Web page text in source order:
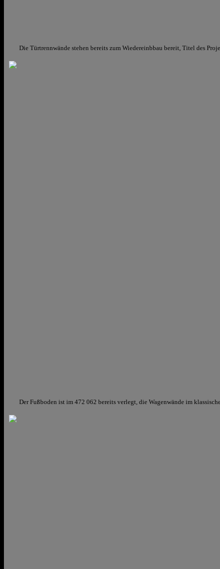
Die Türtrennwände stehen bereits zum Wiedereinbbau bereit, Titel des
Der Fußboden ist im 472 062 bereits verlegt, die Wagenwände im